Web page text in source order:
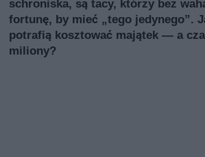
schroniska, są tacy, którzy bez
fortunę, by mieć „tego jedynego”.
potrafią kosztować majątek — a
miliony?